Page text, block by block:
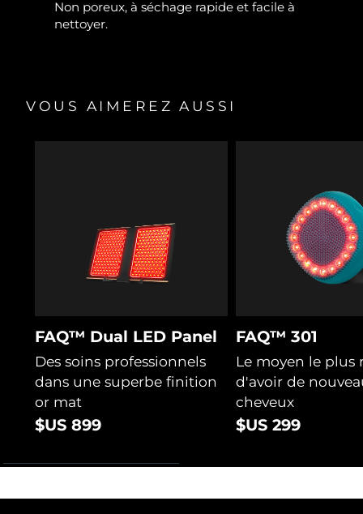
Non poreux, à séchage rapide et facile à
nettoyer.
VOUS AIMEREZ AUSSI
FAQ™ Dual LED Panel
Des soins professionnels
dans une superbe finition
or mat
$US 899
FAQ™ 301
Le moyen le plus
d'avoir de
cheveux
$US 299